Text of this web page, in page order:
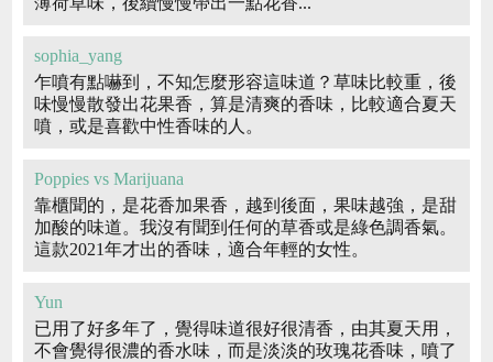
sophia_yang
乍噴有點嚇到，不知怎麼形容這味道？草味比較重，後
味慢慢散發出花果香，算是清爽的香味，比較適合夏天
噴，或是喜歡中性香味的人。
Poppies vs Marijuana
靠櫃聞的，是花香加果香，越到後面，果味越強，是甜
加酸的味道。我沒有聞到任何的草香或是綠色調香氣。
這款2021年才出的香味，適合年輕的女性。
Yun
已用了好多年了，覺得味道很好很清香，由其夏天用，
不會覺得很濃的香水味，而是淡淡的玫瑰花香味，噴了